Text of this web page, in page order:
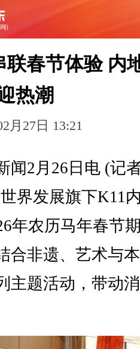
联春节体验 内
热潮
月27日 13:21
2月26日电 (记
界发展旗下K11
年农历马年春节
合非遗、艺术与
主题活动，带动